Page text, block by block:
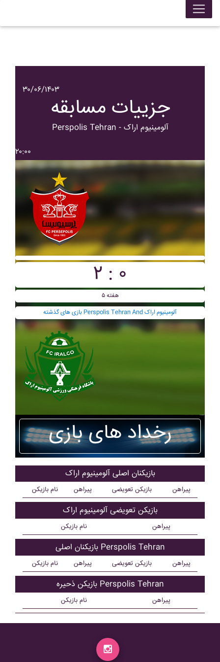
۳۰/۰۶/۱۴۰۳
جزییات مسابقه
Perspolis Tehran - آلومينيوم اراک
۲۰:۰۰
۲ : ۰
هفته ۵
بازی های گذشته Perspolis Tehran And آلومينيوم اراک
رخداد های بازی
بازیکنان اصلی آلومينيوم اراک
نام بازیکن پیراهن بازیکن تعویضی پیراهن
بازیکن تعویضی آلومينيوم اراک
نام بازیکن پیراهن
بازیکنان اصلی Perspolis Tehran
نام بازیکن پیراهن بازیکن تعویضی پیراهن
بازیکن ذحیره Perspolis Tehran
نام بازیکن پیراهن